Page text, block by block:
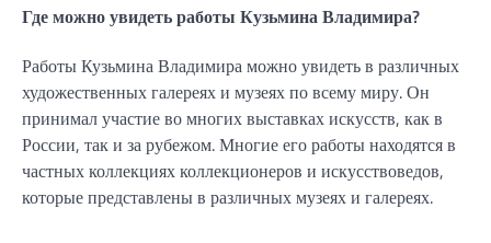
Где можно увидеть работы Кузьмина Владимира?
Работы Кузьмина Владимира можно увидеть в различных
художественных галереях и музеях по всему миру. Он
принимал участие во многих выставках искусств, как в
России, так и за рубежом. Многие его работы находятся в
частных коллекциях коллекционеров и искусствоведов,
которые представлены в различных музеях и галереях.